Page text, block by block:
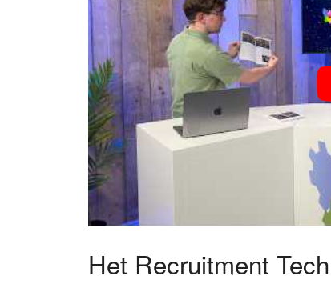
Het Recruitment